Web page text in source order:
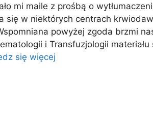
mi maile z prośbą o
się w niektórych centrach
powyżej zgoda brzmi
i Transfuzjologii materiału
się więcej